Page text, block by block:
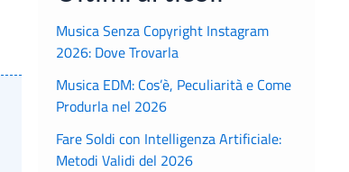
Musica Senza Copyright Instagram
2026: Dove Trovarla
Musica EDM: Cos’è, Peculiarità e Come
Produrla nel 2026
Fare Soldi con Intelligenza Artificiale:
Metodi Validi del 2026